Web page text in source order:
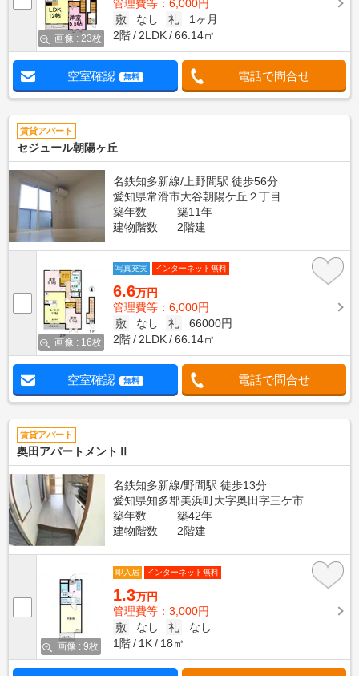
画像 : 23枚
管理費等：6,000円
敷
なし 礼
1ヶ月
2階
2LDK 66.14㎡
空室確認 無料 電話で問合せ
賃貸アパート
セジュール朝陽ヶ丘
名鉄知多新線/上野間駅 徒歩56分
愛知県常滑市大谷朝陽ケ丘２丁目
築年数
築11年
建物階数
2階建
画像 : 16枚
写真充実 インターネット無料
6.6万円
管理費等：6,000円
敷
なし 礼
66000円
2階
2LDK 66.14㎡
空室確認 無料 電話で問合せ
賃貸アパート
奥田アパートメントⅡ
名鉄知多新線/野間駅 徒歩13分
愛知県知多郡美浜町大字奥田字三ケ市
築年数
築42年
建物階数
2階建
画像 : 9枚
即入居 インターネット無料
1.3万円
管理費等：3,000円
敷
なし 礼
なし
1階
1K 18㎡